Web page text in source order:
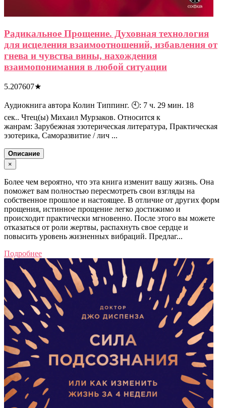
Радикальное Прощение. Духовная технология
для исцеления взаимоотношений, избавления от
гнева и чувства вины, нахождения
взаимопонимания в любой ситуации
5.207607★
Аудиокнига автора Колин Типпинг. 🕙: 7 ч. 29 мин. 18
сек.. Чтец(ы) Михаил Мурзаков. Относится к
жанрам: Зарубежная эзотерическая литература, Практическая
эзотерика, Саморазвитие / лич ...
Описание
×
Более чем вероятно, что эта книга изменит вашу жизнь. Она
поможет вам полностью пересмотреть свои взгляды на
собственное прошлое и настоящее. В отличие от других форм
прощения, истинное прощение легко достижимо и
происходит практически мгновенно. После этого вы можете
отказаться от роли жертвы, распахнуть свое сердце и
повысить уровень жизненных вибраций. Предлаг...
Подробнее